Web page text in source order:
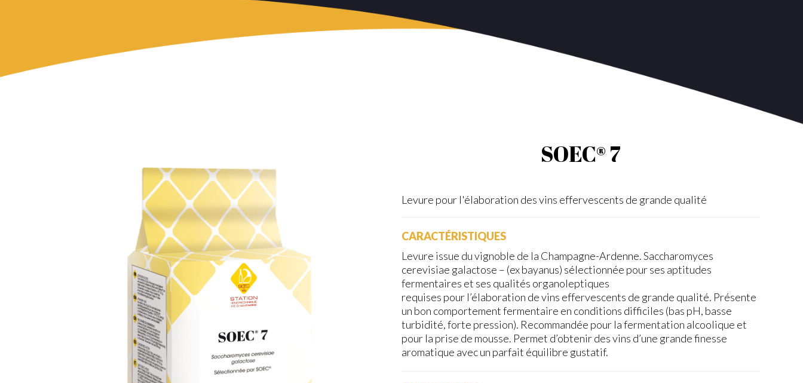
SOEC® 7
Levure pour l'élaboration des vins effervescents de grande qualité
CARACTÉRISTIQUES
Levure issue du vignoble de la Champagne-Ardenne. Saccharomyces
cerevisiae galactose – (ex bayanus) sélectionnée pour ses aptitudes
fermentaires et ses qualités organoleptiques
requises pour l’élaboration de vins effervescents de grande qualité. Présente
un bon comportement fermentaire en conditions difficiles (bas pH, basse
turbidité, forte pression). Recommandée pour la fermentation alcoolique et
pour la prise de mousse. Permet d’obtenir des vins d’une grande finesse
aromatique avec un parfait équilibre gustatif.